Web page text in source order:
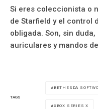
Si eres coleccionista o
de Starfield y el control
obligada. Son, sin
auriculares y mandos
TAGS
BETHESDA
XBOX SERIES X